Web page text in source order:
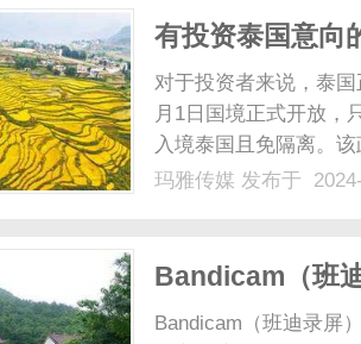
有投资泰国意向
对于投资者来说，泰
月1日国境正式开放，
入境泰国且免隔离。
益，期望能吸引更多
玛雅传媒 发布于
Bandicam（班
Bandicam（班迪录屏